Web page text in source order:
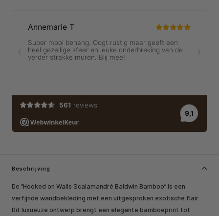
Beschrijving
De “Hooked on Walls Scalamandré Baldwin Bamboo” is een
verfijnde wandbekleding met een uitgesproken exotische flair.
Dit luxueuze ontwerp brengt een elegante bamboeprint tot